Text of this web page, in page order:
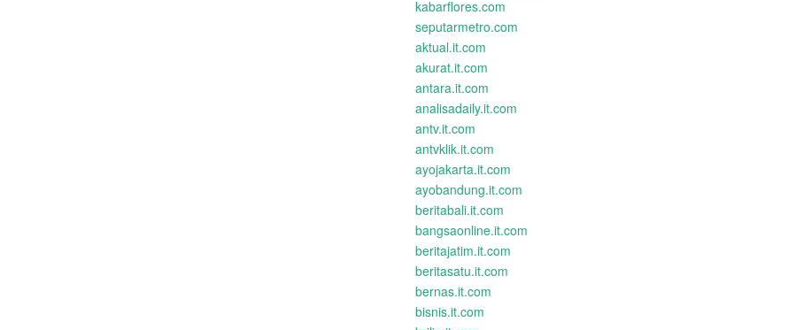
kabarflores.com
seputarmetro.com
aktual.it.com
akurat.it.com
antara.it.com
analisadaily.it.com
antv.it.com
antvklik.it.com
ayojakarta.it.com
ayobandung.it.com
beritabali.it.com
bangsaonline.it.com
beritajatim.it.com
beritasatu.it.com
bernas.it.com
bisnis.it.com